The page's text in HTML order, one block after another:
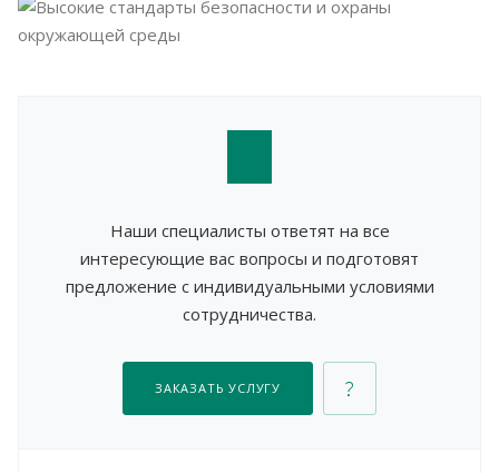
Наши специалисты ответят на все
интересующие вас вопросы и подготовят
предложение с индивидуальными условиями
сотрудничества.
ЗАКАЗАТЬ УСЛУГУ